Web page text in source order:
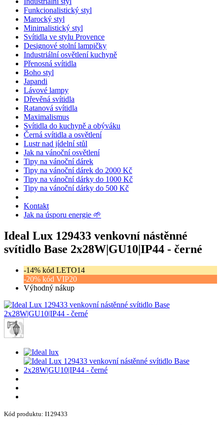
Funkcionalistický styl
Marocký styl
Minimalistický styl
Svítidla ve stylu Provence
Designové stolní lampičky
Industriální osvětlení kuchyně
Přenosná svítidla
Boho styl
Japandi
Lávové lampy
Dřevěná svítidla
Ratanová svítidla
Maximalismus
Svítidla do kuchyně a obýváku
Černá svítidla a osvětlení
Lustr nad jídelní stůl
Jak na vánoční osvětlení
Tipy na vánoční dárek
Tipy na vánoční dárek do 2000 Kč
Tipy na vánoční dárky do 1000 Kč
Tipy na vánoční dárky do 500 Kč
Kontakt
Jak na úsporu energie 🌱
Ideal Lux 129433 venkovní nástěnné
svítidlo Base 2x28W|GU10|IP44 - černé
-14% kód LETO14
-20% kód VIP20
Výhodný nákup
Kód produktu: I129433